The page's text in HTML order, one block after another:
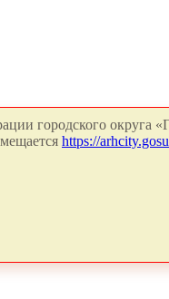
городского округа
https://